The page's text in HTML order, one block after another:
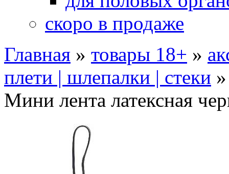
скоро в продаже
Главная » товары 18+ »
плети | шлепалки | стеки
Мини лента латексная